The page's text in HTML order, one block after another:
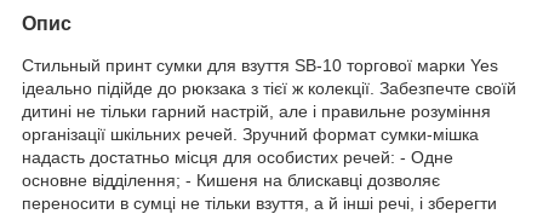
Опис
Стильный принт сумки для взуття SB-10 торгової марки Yes
ідеально підійде до рюкзака з тієї ж колекції. Забезпечте своїй
дитині не тільки гарний настрій, але і правильне розуміння
організації шкільних речей. Зручний формат сумки-мішка
надасть достатньо місця для особистих речей: - Одне
основне відділення; - Кишеня на блискавці дозволяє
переносити в сумці не тільки взуття, а й інші речі, і зберегти